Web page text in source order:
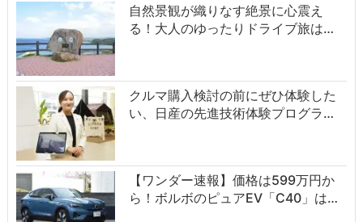
自然景観が織りなす絶景に心震え
る！大人のゆったりドライブ旅は…
クルマ購入検討の前にぜひ体験した
い、日産の先進技術体験プログラ…
【ワンダー速報】価格は599万円か
ら！ボルボのピュアEV「C40」は…